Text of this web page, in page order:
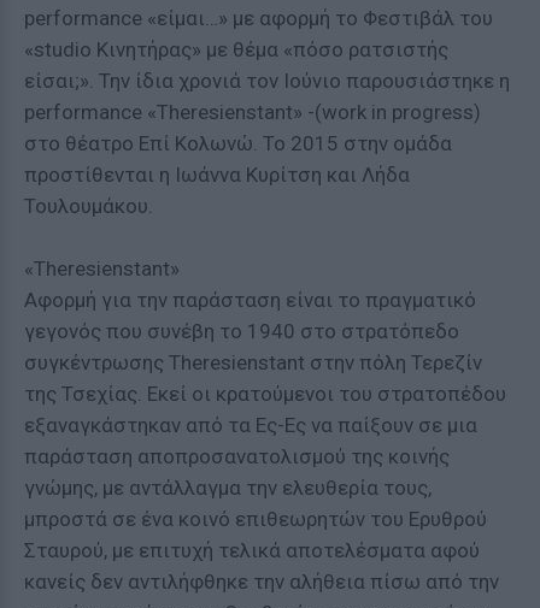
performance «είμαι…» με αφορμή το Φεστιβάλ του
«studio Κινητήρας» με θέμα «πόσο ρατσιστής
είσαι;». Την ίδια χρονιά τον Ιούνιο παρουσιάστηκε η
performance «Theresienstant» -(work in progress)
στο θέατρο Επί Κολωνώ. Το 2015 στην ομάδα
προστίθενται η Ιωάννα Κυρίτση και Λήδα
Τουλουμάκου.
«Theresienstant»
Αφορμή για την παράσταση είναι το πραγματικό
γεγονός που συνέβη το 1940 στο στρατόπεδο
συγκέντρωσης Theresienstant στην πόλη Τερεζίν
της Τσεχίας. Εκεί οι κρατούμενοι του στρατοπέδου
εξαναγκάστηκαν από τα Ες-Ες να παίξουν σε μια
παράσταση αποπροσανατολισμού της κοινής
γνώμης, με αντάλλαγμα την ελευθερία τους,
μπροστά σε ένα κοινό επιθεωρητών του Ερυθρού
Σταυρού, με επιτυχή τελικά αποτελέσματα αφού
κανείς δεν αντιλήφθηκε την αλήθεια πίσω από την